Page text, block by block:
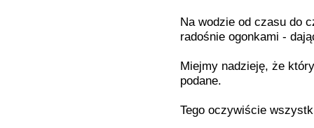
Na wodzie od czasu do
radośnie ogonkami -
Miejmy nadzieję, że
podane.
Tego oczywiście